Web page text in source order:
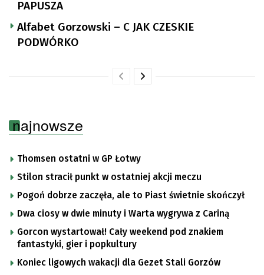
PAPUSZA
Alfabet Gorzowski – C JAK CZESKIE
PODWÓRKO
najnowsze
Thomsen ostatni w GP Łotwy
Stilon stracił punkt w ostatniej akcji meczu
Pogoń dobrze zaczęła, ale to Piast świetnie skończył
Dwa ciosy w dwie minuty i Warta wygrywa z Cariną
Gorcon wystartował! Cały weekend pod znakiem
fantastyki, gier i popkultury
Koniec ligowych wakacji dla Gezet Stali Gorzów